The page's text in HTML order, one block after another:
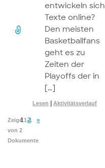
entwickeln sich
Texte online?
Den meisten
Basketballfans
geht es zu
Zeiten der
Playoffs der in
[…]
Lesen | Aktivitätsverlauf
Zeige 1-1
von 2
Dokumente
1 2 »